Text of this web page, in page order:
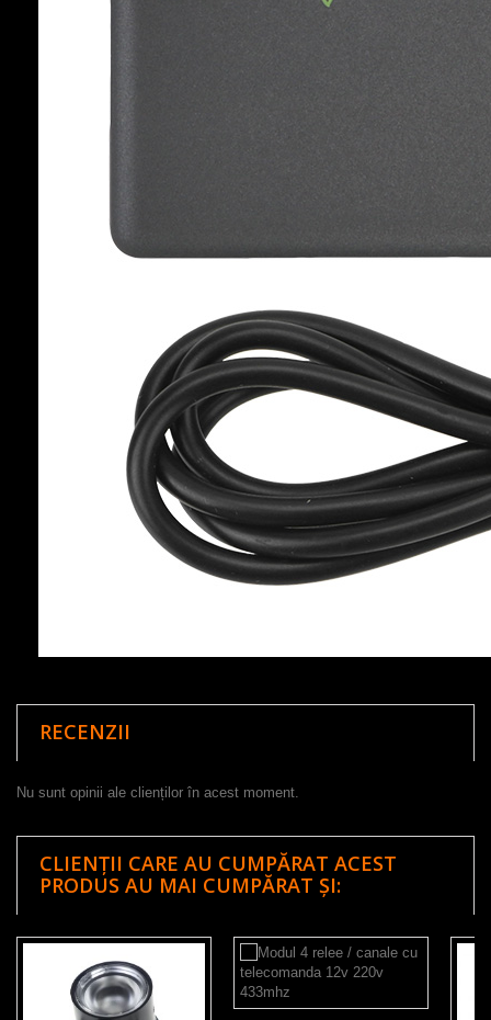
RECENZII
Nu sunt opinii ale clienților în acest moment.
CLIENȚII CARE AU CUMPĂRAT ACEST
PRODUS AU MAI CUMPĂRAT ȘI: